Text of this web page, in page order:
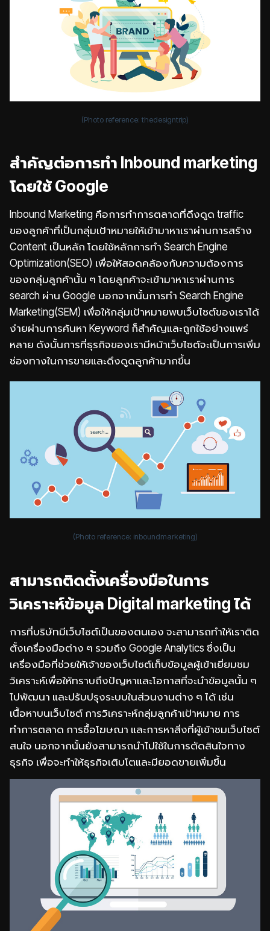
(Photo reference: thedesigntrip)
สำคัญต่อการทำ Inbound marketing
โดยใช้ Google
Inbound Marketing คือการทำการตลาดที่ดึงดูด traffic
ของลูกค้าที่เป็นกลุ่มเป้าหมายให้เข้ามาหาเราผ่านการสร้าง
Content เป็นหลัก โดยใช้หลักการทำ Search Engine
Optimization(SEO) เพื่อให้สอดคล้องกับความต้องการ
ของกลุ่มลูกค้านั้น ๆ โดยลูกค้าจะเข้ามาหาเราผ่านการ
search ผ่าน Google นอกจากนั้นการทำ Search Engine
Marketing(SEM) เพื่อให้กลุ่มเป้าหมายพบเว็บไซต์ของเราได้
ง่ายผ่านการค้นหา Keyword ก็สำคัญและถูกใช้อย่างแพร่
หลาย ดังนั้นการที่ธุรกิจของเรามีหน้าเว็บไซต์จะเป็นการเพิ่ม
ช่องทางในการขายและดึงดูดลูกค้ามากขึ้น
(Photo reference: inboundmarketing)
สามารถติดตั้งเครื่องมือในการ
วิเคราะห์ข้อมูล Digital marketing ได้
การที่บริษัทมีเว็บไซต์เป็นของตนเอง จะสามารถทำให้เราติด
ตั้งเครื่องมือต่าง ๆ รวมถึง Google Analytics ซึ่งเป็น
เครื่องมือที่ช่วยให้เจ้าของเว็บไซต์เก็บข้อมูลผู้เข้าเยี่ยมชม
วิเคราะห์เพื่อให้ทราบถึงปัญหาและโอกาสที่จะนำข้อมูลนั้น ๆ
ไปพัฒนา และปรับปรุงระบบในส่วนงานต่าง ๆ ได้ เช่น
เนื้อหาบนเว็บไซต์ การวิเคราะห์กลุ่มลูกค้าเป้าหมาย การ
ทำการตลาด การซื้อโฆษณา และการหาสิ่งที่ผู้เข้าชมเว็บไซต์
สนใจ นอกจากนั้นยังสามารถนำไปใช้ในการตัดสินใจทาง
ธุรกิจ เพื่อจะทำให้ธุรกิจเติบโตและมียอดขายเพิ่มขึ้น